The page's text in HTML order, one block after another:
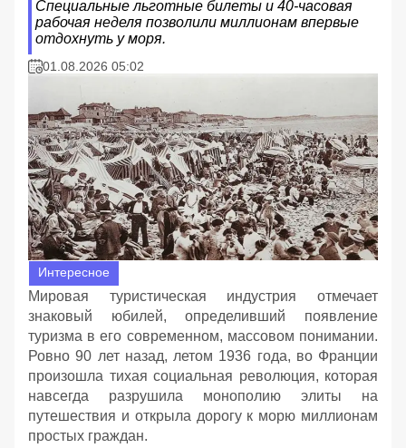
Специальные льготные билеты и 40-часовая
рабочая неделя позволили миллионам впервые
отдохнуть у моря.
01.08.2026 05:02
Интересное
Мировая туристическая индустрия отмечает
знаковый юбилей, определивший появление
туризма в его современном, массовом понимании.
Ровно 90 лет назад, летом 1936 года, во Франции
произошла тихая социальная революция, которая
навсегда разрушила монополию элиты на
путешествия и открыла дорогу к морю миллионам
простых граждан.